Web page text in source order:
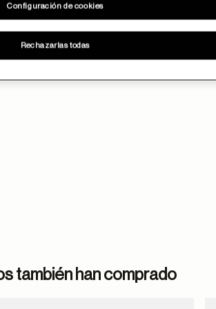
también han comprado
Configuración de cookies
Rechazarlas todas